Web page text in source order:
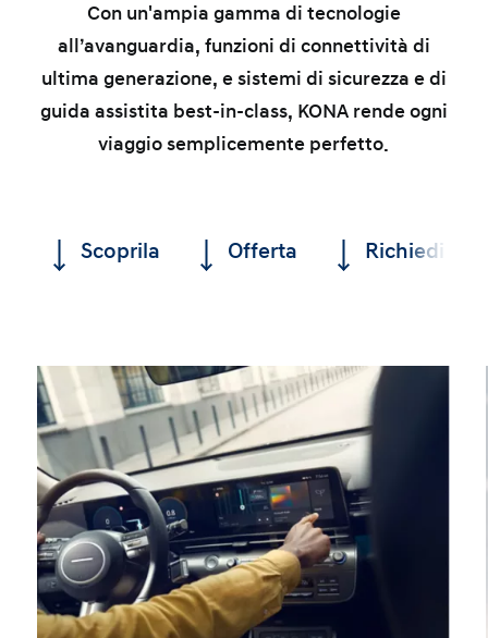
Con un'ampia gamma di tecnologie
all’avanguardia, funzioni di connettività di
ultima generazione, e sistemi di sicurezza e di
guida assistita best-in-class, KONA rende ogni
viaggio semplicemente perfetto.
Scoprila Offerta Richiedi un